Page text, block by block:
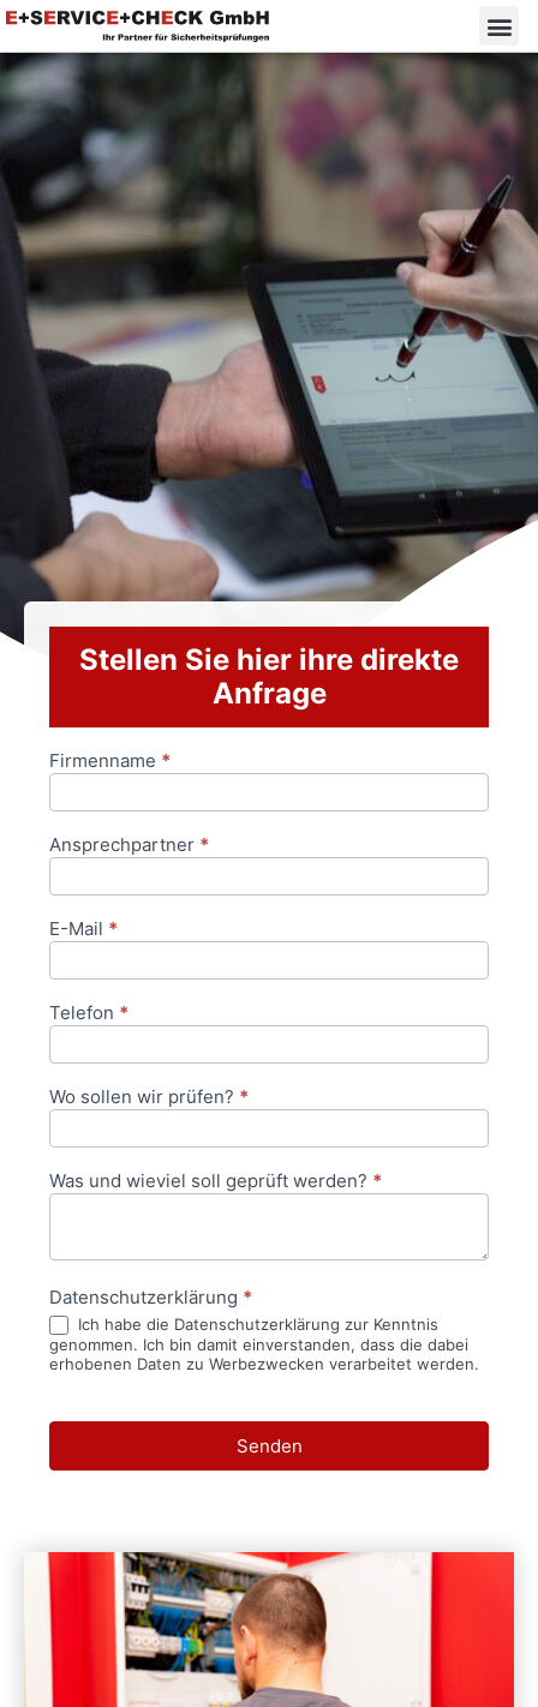
Stellen Sie hier ihre direkte
Anfrage
Anfrageformular
Firmenname *
Ansprechpartner *
E-Mail *
Telefon *
Wo sollen wir prüfen? *
Was und wieviel soll geprüft werden? *
Datenschutzerklärung *
Ich habe die Datenschutzerklärung zur Kenntnis
genommen. Ich bin damit einverstanden, dass die dabei
erhobenen Daten zu Werbezwecken verarbeitet werden.
Senden